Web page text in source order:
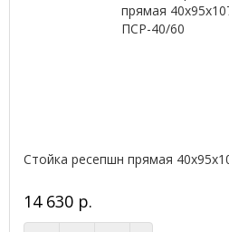
Стойка ресепшн прямая
14 630 р.